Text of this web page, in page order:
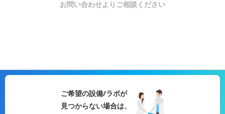
お問い合わせよりご相談ください
ご希望の設備/ラボが
見つからない場合は、